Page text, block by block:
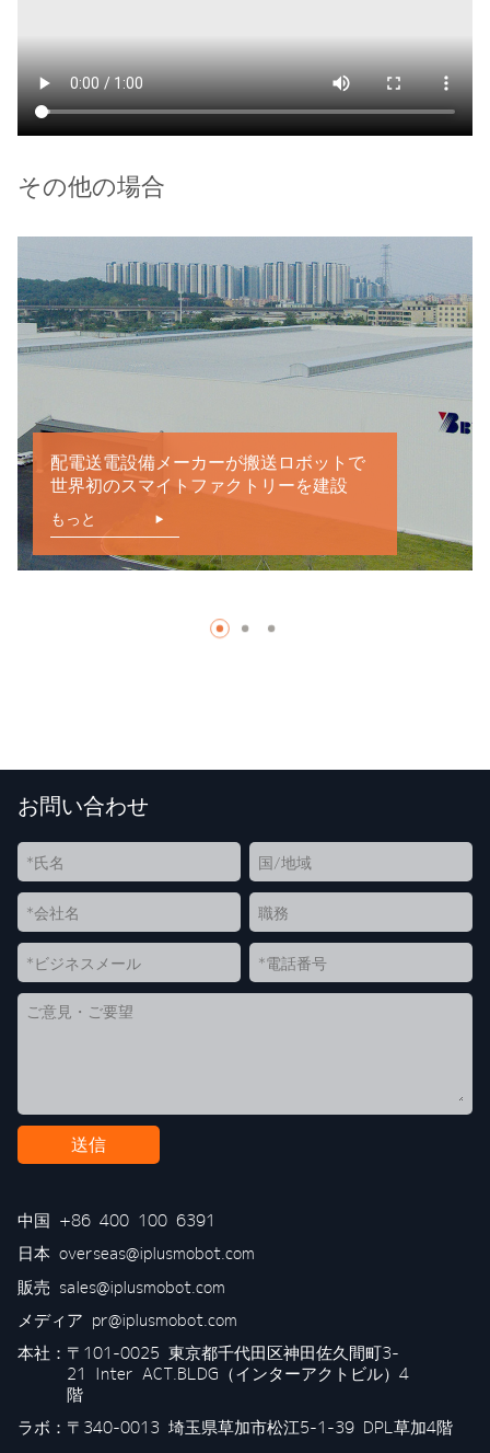
その他の場合
配電送電設備メーカーが搬送ロボットで
世界初のスマイトファクトリーを建設
もっと
お問い合わせ
送信
中国 +86 400 100 6391
日本 overseas@iplusmobot.com
販売 sales@iplusmobot.com
メディア pr@iplusmobot.com
本社： 〒101-0025 東京都千代田区神田佐久間町3-
21 Inter ACT.BLDG（インターアクトビル）4
階
ラボ：〒340-0013 埼玉県草加市松江5-1-39 DPL草加4階